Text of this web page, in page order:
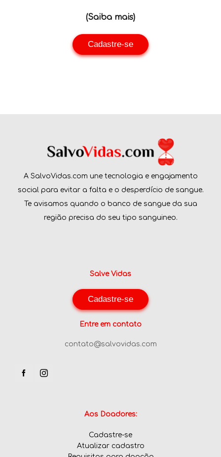
(Saiba mais)
Cadastre-se
A SalvoVidas.com une tecnologia e engajamento
social para evitar a falta e o desperdício de sangue.
Te avisamos quando o banco de sangue da sua
região precisa do seu tipo sanguineo.
Salve Vidas
Cadastre-se
Entre em contato
contato@salvovidas.com
Aos Doadores:
Cadastre-se
Atualizar cadastro